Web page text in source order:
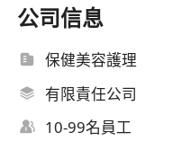
公司信息
保健美容護理
有限責任公司
10-99名員工